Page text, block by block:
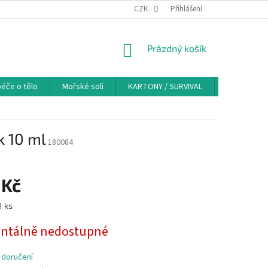
PODMÍNKY OCHRANY OSOBNÍCH ÚDAJŮ COOKIES
CZK Přihlášení
NÁKUPNÍ
Prázdný košík
o tělo Mořské soli KARTONY / SURVIVAL
10 ml180084
ks
nedostupné